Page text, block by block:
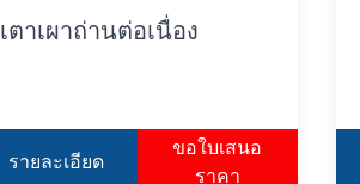
เตาเผาถ่านต่อเนื่อง
รายละเอียด
ขอใบเสนอ
ราคา